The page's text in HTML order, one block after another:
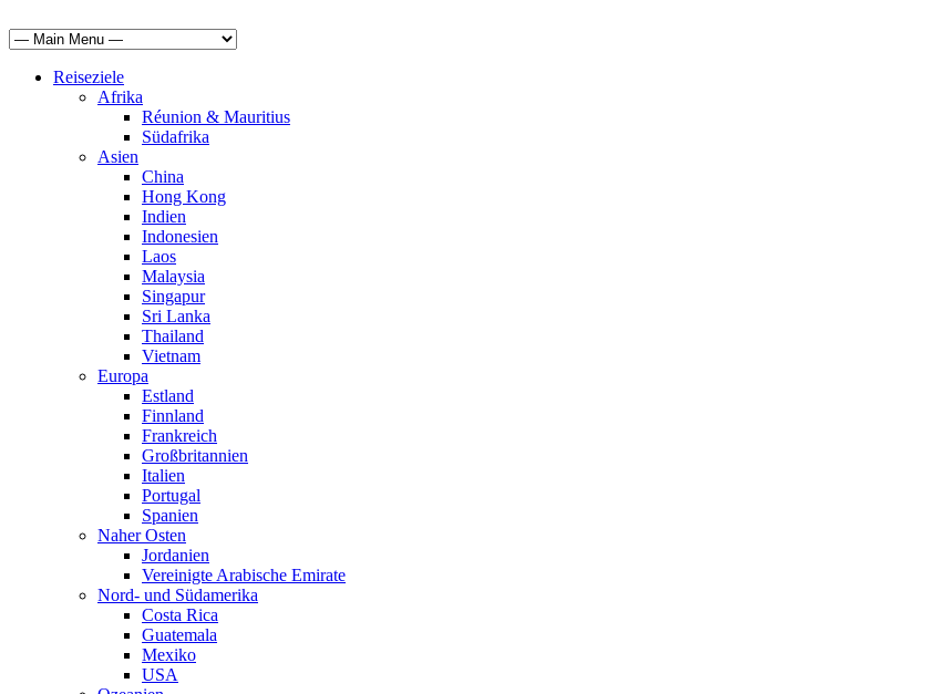
Reiseziele
Afrika
Réunion & Mauritius
Südafrika
Asien
China
Hong Kong
Indien
Indonesien
Laos
Malaysia
Singapur
Sri Lanka
Thailand
Vietnam
Europa
Estland
Finnland
Frankreich
Großbritannien
Italien
Portugal
Spanien
Naher Osten
Jordanien
Vereinigte Arabische Emirate
Nord- und Südamerika
Costa Rica
Guatemala
Mexiko
USA